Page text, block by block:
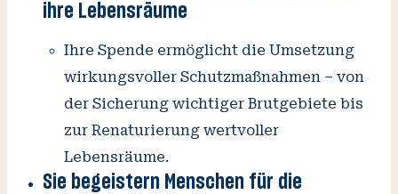
ihre Lebensräume
Ihre Spende ermöglicht die Umsetzung
wirkungsvoller Schutzmaßnahmen – von
der Sicherung wichtiger Brutgebiete bis
zur Renaturierung wertvoller
Lebensräume.
Sie begeistern Menschen für die